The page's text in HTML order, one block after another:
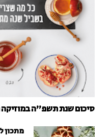
סיכום שנת תשפ"ה במוזיקה
מתכון